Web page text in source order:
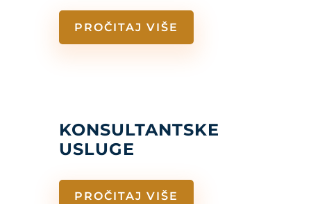
PROČITAJ VIŠE
KONSULTANTSKE
USLUGE
PROČITAJ VIŠE